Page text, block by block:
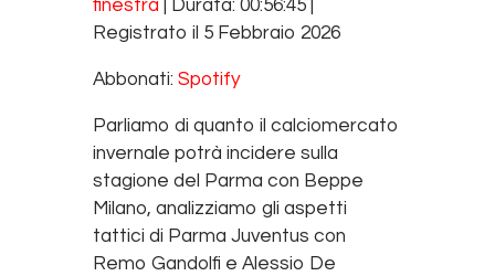
Spotify
RSS FEED
SHARE
finestra
Durata: 00:56:45
Registrato il 5 Febbraio 2026
Abbonati: Spotify
Parliamo di quanto il calciomercato
invernale potrà incidere sulla
stagione del Parma con Beppe
Milano, analizziamo gli aspetti
tattici di Parma Juventus con
Remo Gandolfi e Alessio De